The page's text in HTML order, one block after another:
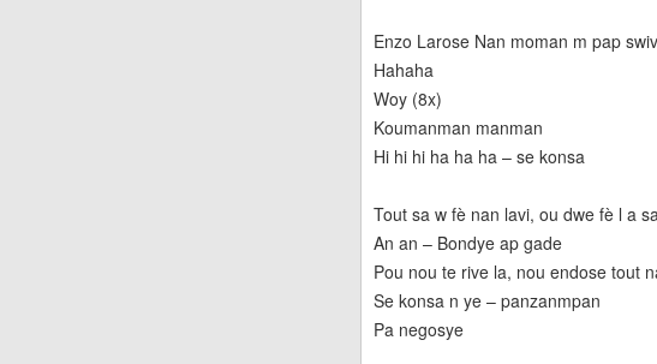
Enzo Larose Nan moman m pap
Hahaha
Woy (8x)
Koumanman manman
Hi hi hi ha ha ha – se konsa
Tout sa w fè nan lavi, ou dwe fè l a
An an – Bondye ap gade
Pou nou te rive la, nou endose tout
Se konsa n ye – panzanmpan
Pa negosye